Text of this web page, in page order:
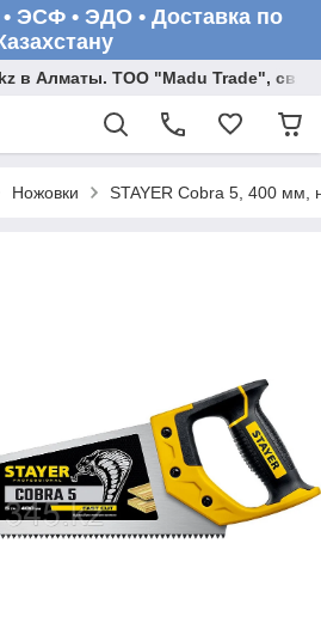
ЭСФ • ЭДО • Доставка по
в Алматы. ТОО "Madu Trade",
Ножовки STAYER Cobra 5, 400 мм,